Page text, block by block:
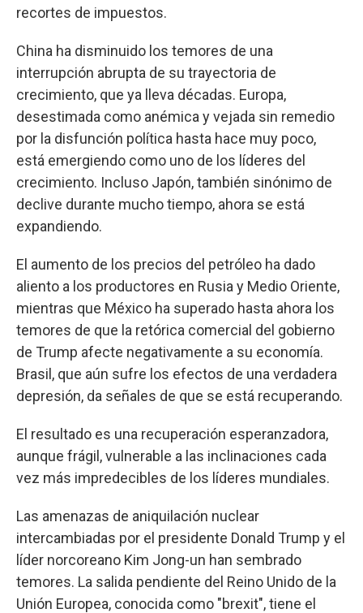
recortes de impuestos.
China ha disminuido los temores de una
interrupción abrupta de su trayectoria de
crecimiento, que ya lleva décadas. Europa,
desestimada como anémica y vejada sin remedio
por la disfunción política hasta hace muy poco,
está emergiendo como uno de los líderes del
crecimiento. Incluso Japón, también sinónimo de
declive durante mucho tiempo, ahora se está
expandiendo.
El aumento de los precios del petróleo ha dado
aliento a los productores en Rusia y Medio Oriente,
mientras que México ha superado hasta ahora los
temores de que la retórica comercial del gobierno
de Trump afecte negativamente a su economía.
Brasil, que aún sufre los efectos de una verdadera
depresión, da señales de que se está recuperando.
El resultado es una recuperación esperanzadora,
aunque frágil, vulnerable a las inclinaciones cada
vez más impredecibles de los líderes mundiales.
Las amenazas de aniquilación nuclear
intercambiadas por el presidente Donald Trump y el
líder norcoreano Kim Jong-un han sembrado
temores. La salida pendiente del Reino Unido de la
Unión Europea, conocida como "brexit", tiene el